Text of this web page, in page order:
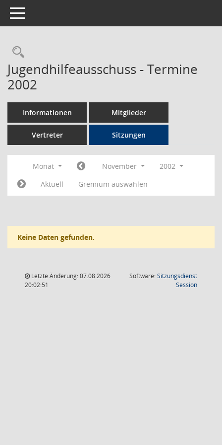
Toggle navigation
Rechercheauswahl
Jugendhilfeausschuss - Termine
2002
Informationen Mitglieder
Vertreter Sitzungen
Monat November
2002
Aktuell
Gremium auswählen
Keine Daten gefunden.
Letzte Änderung: 07.08.2026
20:02:51
Software:Sitzungsdienst
Session(Wird in